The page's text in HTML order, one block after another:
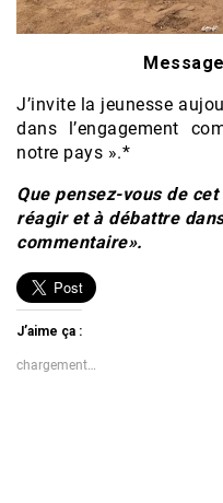
J’invite la jeunesse
dans l’engagement
notre pays ».*
Que pensez-vous de
réagir et à débattre
commentaire».
J’aime ça :
chargement…